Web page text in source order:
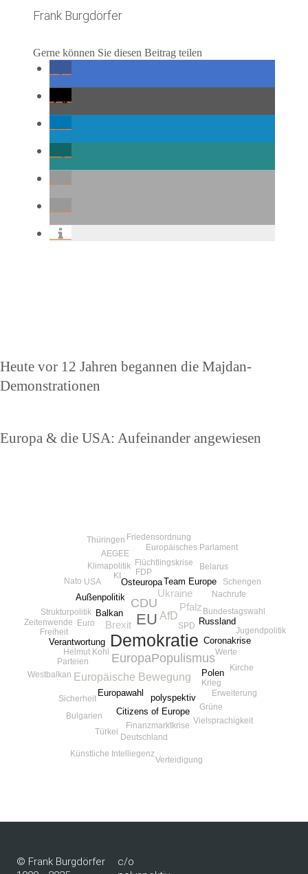
Frank Burgdörfer
Gerne können Sie diesen Beitrag teilen
Vorheriger
Beitrag
Heute vor 12 Jahren begannen die Majdan-
Demonstrationen
Nächster
Europa & die USA: Aufeinander angewiesen
Demokratie
EU
Europa
CDU
Populismus
AfD
Europäische Bewegung
Ukraine
Brexit
Pfalz
Osteuropa
polyspektiv
Europawahl
Team Europe
Russland
Balkan
Coronakrise
Außenpolitik
Citizens of Europe
Polen
Verantwortung
FDP
Finanzmarktkrise
Flüchtlingskrise
Bundestagswahl
Werte
Euro
Krieg
Parteien
USA
Klimapolitik
Nachrufe
SPD
Deutschland
Europäisches Parlament
Grüne
Helmut Kohl
Jugendpolitik
Kirche
Sicherheit
Strukturpolitik
Türkei
Vielsprachigkeit
AEGEE
Belarus
Bulgarien
Erweiterung
Freiheit
Friedensordnung
KI
Künstliche Intelliegenz
Nato Schengen
Thüringen
Verteidigung
Westbalkan
Zeitenwende
© Frank Burgdörfer
c/o